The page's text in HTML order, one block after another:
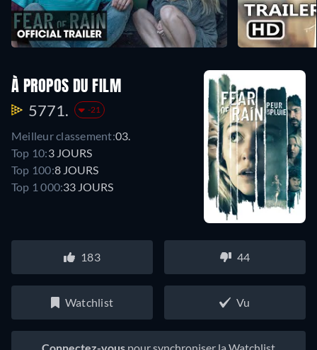
À PROPOS DU FILM
5771. -21
Meilleur classement:03.
Top 10:3 JOURS
Top 100:8 JOURS
Top 1 000:33 JOURS
183 44
Watchlist Vu